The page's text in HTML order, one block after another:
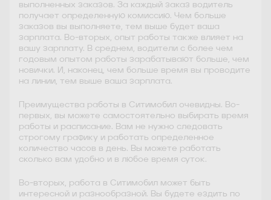
выполненных заказов. За каждый заказ водитель
получает определенную комиссию. Чем больше
заказов вы выполняете, тем выше будет ваша
зарплата. Во-вторых, опыт работы также влияет на
вашу зарплату. В среднем, водители с более чем
годовым опытом работы зарабатывают больше, чем
новички. И, наконец, чем больше время вы проводите
на линии, тем выше ваша зарплата.
Преимущества работы в Ситимобил очевидны. Во-
первых, вы можете самостоятельно выбирать время
работы и расписание. Вам не нужно следовать
строгому графику и работать определенное
количество часов в день. Вы можете работать
сколько вам удобно и в любое время суток.
Во-вторых, работа в Ситимобил может быть
интересной и разнообразной. Вы будете ездить по